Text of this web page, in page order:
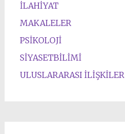
İLAHİYAT
MAKALELER
PSİKOLOJİ
SİYASETBİLİMİ
ULUSLARARASI İLİŞKİLER